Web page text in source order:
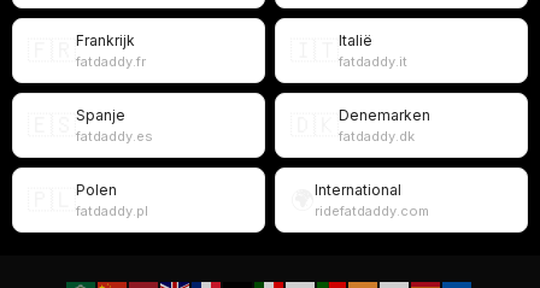
Frankrijk
fatdaddy.fr
Italië
fatdaddy.it
Spanje
fatdaddy.es
Denemarken
fatdaddy.dk
Polen
fatdaddy.pl
International
ridefatdaddy.com